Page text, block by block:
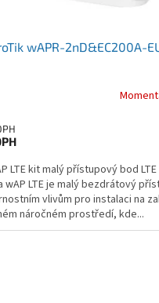
wAPR-2nD&EC200A-
LTE kit malý přístupový bod
wAP LTE je malý bezdrátový
vlivům pro instalaci na
náročném prostředí, kde...